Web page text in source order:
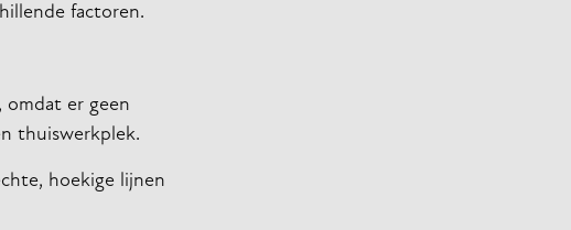
factoren.
omdat er geen
thuiswerkplek.
hoekige lijnen